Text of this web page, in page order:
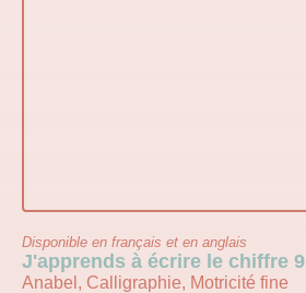
Disponible en français et en anglais
J'apprends à écrire le chiffre 9
Anabel, Calligraphie, Motricité fine